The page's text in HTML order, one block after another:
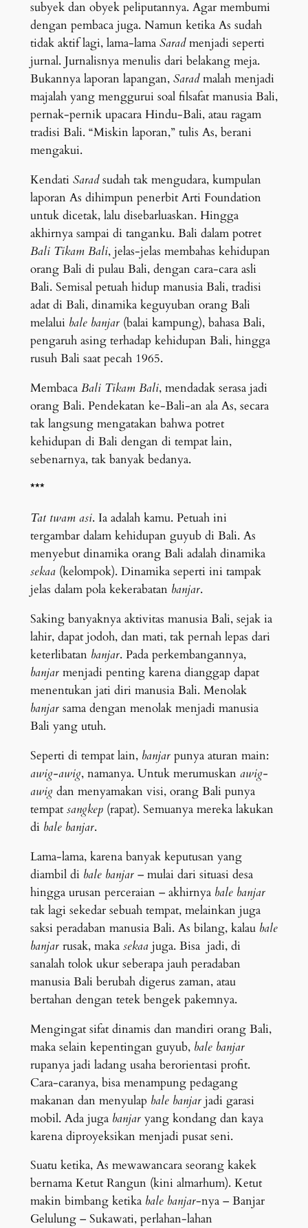
subyek dan obyek peliputannya. Agar membumi
dengan pembaca juga. Namun ketika As sudah
tidak aktif lagi, lama-lama Saradmenjadi seperti
jurnal. Jurnalisnya menulis dari belakang meja.
Bukannya laporan lapangan, Saradmalah menjadi
majalah yang menggurui soal filsafat manusia Bali,
pernak-pernik upacara Hindu-Bali, atau ragam
tradisi Bali. “Miskin laporan,” tulis As, berani
mengakui.
Kendati Saradsudah tak mengudara, kumpulan
laporan As dihimpun penerbit Arti Foundation
untuk dicetak, lalu disebarluaskan. Hingga
akhirnya sampai di tanganku. Bali dalam potret
Bali Tikam Bali, jelas-jelas membahas kehidupan
orang Bali di pulau Bali, dengan cara-cara asli
Bali. Semisal petuah hidup manusia Bali, tradisi
adat di Bali, dinamika keguyuban orang Bali
melalui bale banjar (balai kampung), bahasa Bali,
pengaruh asing terhadap kehidupan Bali, hingga
rusuh Bali saat pecah 1965.
Membaca Bali Tikam Bali, mendadak serasa jadi
orang Bali. Pendekatan ke-Bali-an ala As, secara
tak langsung mengatakan bahwa potret
kehidupan di Bali dengan di tempat lain,
sebenarnya, tak banyak bedanya.
***
Tat twam asi. Ia adalah kamu. Petuah ini
tergambar dalam kehidupan guyub di Bali. As
menyebut dinamika orang Bali adalah dinamika
sekaa (kelompok). Dinamika seperti ini tampak
jelas dalam pola kekerabatan banjar.
Saking banyaknya aktivitas manusia Bali, sejak ia
lahir, dapat jodoh, dan mati, tak pernah lepas dari
keterlibatan banjar. Pada perkembangannya,
banjarmenjadi penting karena dianggap dapat
menentukan jati diri manusia Bali. Menolak
banjarsama dengan menolak menjadi manusia
Bali yang utuh.
Seperti di tempat lain, banjar punya aturan main:
awig-awig, namanya. Untuk merumuskan awig-
awigdan menyamakan visi, orang Bali punya
tempat sangkep(rapat). Semuanya mereka lakukan
di bale banjar.
Lama-lama, karena banyak keputusan yang
diambil di bale banjar– mulai dari situasi desa
hingga urusan perceraian – akhirnya bale banjar
tak lagi sekedar sebuah tempat, melainkan juga
saksi peradaban manusia Bali. As bilang, kalau bale
banjar rusak, maka sekaa juga. Bisa jadi, di
sanalah tolok ukur seberapa jauh peradaban
manusia Bali berubah digerus zaman, atau
bertahan dengan tetek bengek pakemnya.
Mengingat sifat dinamis dan mandiri orang Bali,
maka selain kepentingan guyub, bale banjar
rupanya jadi ladang usaha berorientasi profit.
Cara-caranya, bisa menampung pedagang
makanan dan menyulap bale banjar jadi garasi
mobil. Ada juga banjaryang kondang dan kaya
karena diproyeksikan menjadi pusat seni.
Suatu ketika, As mewawancara seorang kakek
bernama Ketut Rangun (kini almarhum). Ketut
makin bimbang ketika bale banjar-nya – Banjar
Gelulung – Sukawati, perlahan-lahan